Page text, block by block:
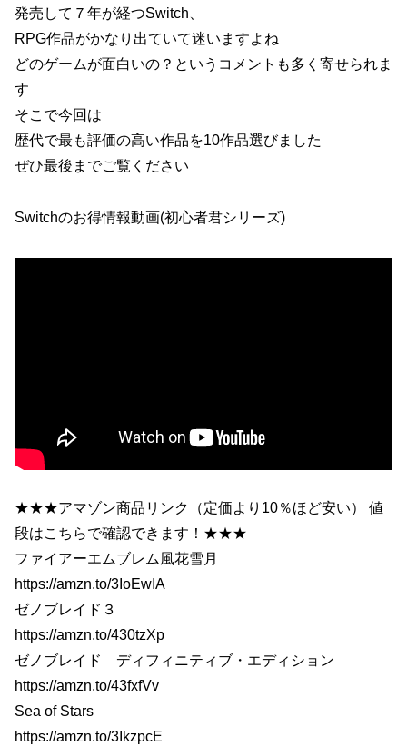
発売して７年が経つSwitch、
RPG作品がかなり出ていて迷いますよね
どのゲームが面白いの？というコメントも多く寄せられま
す
そこで今回は
歴代で最も評価の高い作品を10作品選びました
ぜひ最後までご覧ください
Switchのお得情報動画(初心者君シリーズ)
★★★アマゾン商品リンク（定価より10％ほど安い） 値
段はこちらで確認できます！★★★
ファイアーエムブレム風花雪月
https://amzn.to/3IoEwIA
ゼノブレイド３
https://amzn.to/430tzXp
ゼノブレイド ディフィニティブ・エディション
https://amzn.to/43fxfVv
Sea of Stars
https://amzn.to/3IkzpcE